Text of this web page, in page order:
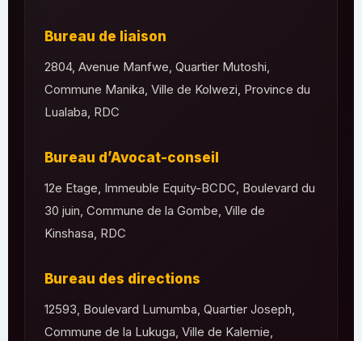
Bureau de liaison
2804, Avenue Manfwe, Quartier Mutoshi,
Commune Manika, Ville de Kolwezi, Province du
Lualaba, RDC
Bureau d’Avocat-conseil
12e Etage, Immeuble Equity-BCDC, Boulevard du
30 juin, Commune de la Gombe, Ville de
Kinshasa, RDC
Bureau des directions
12593, Boulevard Lumumba, Quartier Joseph,
Commune de la Lukuga, Ville de Kalemie,